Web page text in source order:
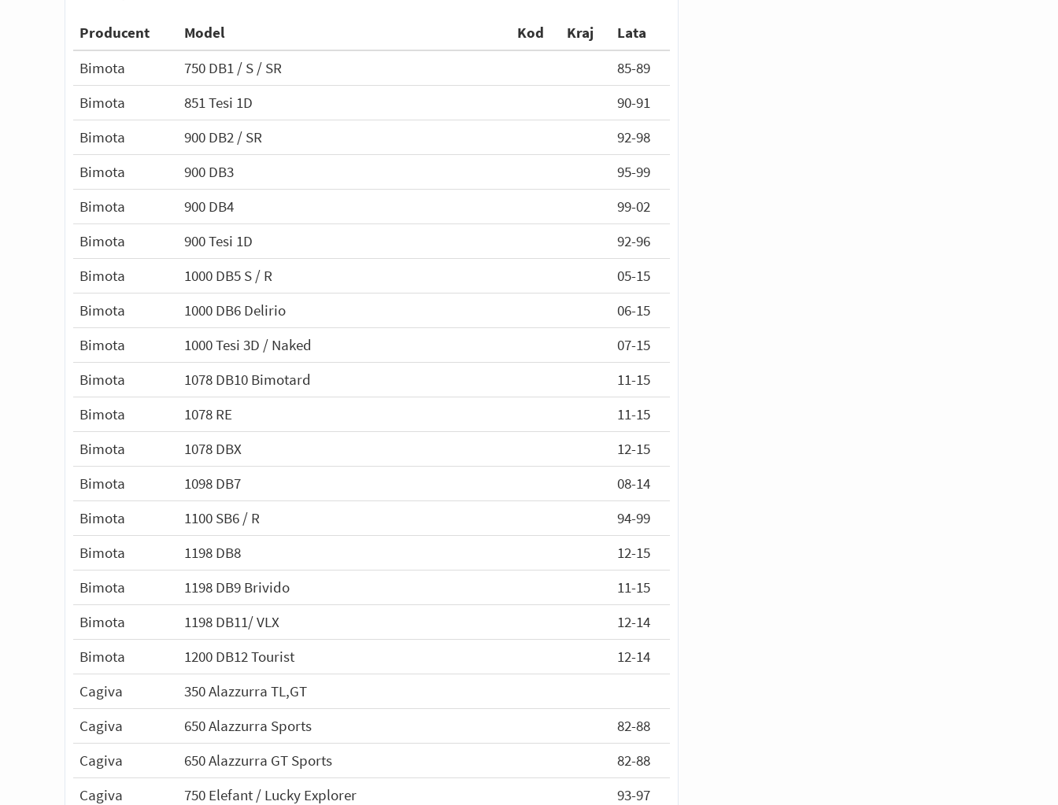
Producent Model Kod Kraj
Lata
Bimota
750 DB1 / S / SR
85-89
Bimota
851 Tesi 1D
90-91
Bimota
900 DB2 / SR
92-98
Bimota
900 DB3
95-99
Bimota
900 DB4
99-02
Bimota
900 Tesi 1D
92-96
Bimota
1000 DB5 S / R
05-15
Bimota
1000 DB6 Delirio
06-15
Bimota
1000 Tesi 3D / Naked
07-15
Bimota
1078 DB10 Bimotard
11-15
Bimota
1078 RE
11-15
Bimota
1078 DBX
12-15
Bimota
1098 DB7
08-14
Bimota
1100 SB6 / R
94-99
Bimota
1198 DB8
12-15
Bimota
1198 DB9 Brivido
11-15
Bimota
1198 DB11/ VLX
12-14
Bimota
1200 DB12 Tourist
12-14
Cagiva
350 Alazzurra TL,GT
Cagiva
650 Alazzurra Sports
82-88
Cagiva
650 Alazzurra GT Sports
82-88
Cagiva
750 Elefant / Lucky Explorer
93-97